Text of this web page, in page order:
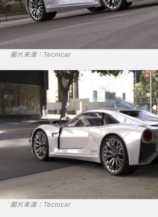
圖片來源：Tecnicar
圖片來源：Tecnicar